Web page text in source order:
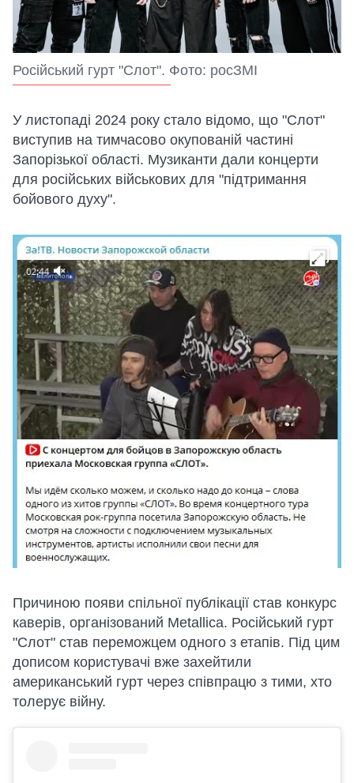
Російський гурт "Слот". Фото: росЗМІ
У листопаді 2024 року стало відомо, що "Слот"
виступив на тимчасово окупованій частині
Запорізької області. Музиканти дали концерти
для російських військових для "підтримання
бойового духу".
Причиною появи спільної публікації став конкурс
каверів, організований Metallica. Російський гурт
"Слот" став переможцем одного з етапів. Під цим
дописом користувачі вже захейтили
американський гурт через співпрацю з тими, хто
толерує війну.